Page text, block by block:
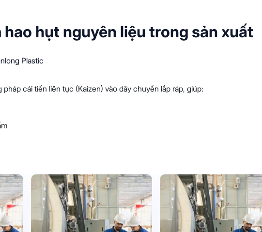
hụt nguyên liệu trong sản xuất
Plastic
cải tiến liên tục (Kaizen) vào dây chuyền lắp ráp, giúp: